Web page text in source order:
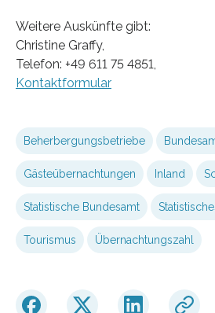
Weitere Auskünfte gibt:
Christine Graffy,
Telefon: +49 611 75 4851,
Kontaktformular
Beherbergungsbetriebe
Gäste­übernachtungen Inland
Statistische Bundesamt
Tourismus Übernachtungszahl